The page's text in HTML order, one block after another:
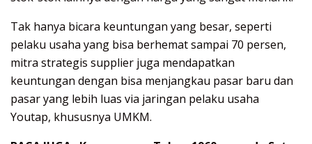
Tak hanya bicara keuntungan yang besar, seperti
pelaku usaha yang bisa berhemat sampai 70 persen,
mitra strategis supplier juga mendapatkan
keuntungan dengan bisa menjangkau pasar baru dan
pasar yang lebih luas via jaringan pelaku usaha
Youtap, khususnya UMKM.